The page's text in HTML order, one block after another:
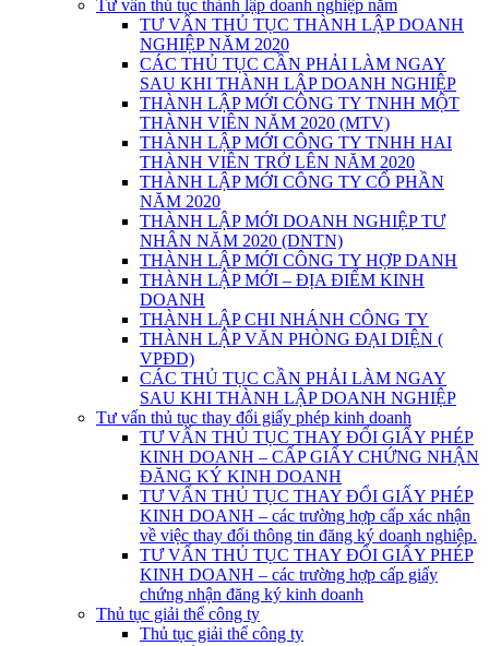
Tư vấn thủ tục thành lập doanh nghiệp năm
TƯ VẤN THỦ TỤC THÀNH LẬP DOANH
NGHIỆP NĂM 2020
CÁC THỦ TỤC CẦN PHẢI LÀM NGAY
SAU KHI THÀNH LẬP DOANH NGHIỆP
THÀNH LẬP MỚI CÔNG TY TNHH MỘT
THÀNH VIÊN NĂM 2020 (MTV)
THÀNH LẬP MỚI CÔNG TY TNHH HAI
THÀNH VIÊN TRỞ LÊN NĂM 2020
THÀNH LẬP MỚI CÔNG TY CỔ PHẦN
NĂM 2020
THÀNH LẬP MỚI DOANH NGHIỆP TƯ
NHÂN NĂM 2020 (DNTN)
THÀNH LẬP MỚI CÔNG TY HỢP DANH
THÀNH LẬP MỚI – ĐỊA ĐIỂM KINH
DOANH
THÀNH LẬP CHI NHÁNH CÔNG TY
THÀNH LẬP VĂN PHÒNG ĐẠI DIỆN (
VPĐD)
CÁC THỦ TỤC CẦN PHẢI LÀM NGAY
SAU KHI THÀNH LẬP DOANH NGHIỆP
Tư vấn thủ tục thay đổi giấy phép kinh doanh
TƯ VẤN THỦ TỤC THAY ĐỔI GIẤY PHÉP
KINH DOANH – CẤP GIẤY CHỨNG NHẬN
ĐĂNG KÝ KINH DOANH
TƯ VẤN THỦ TỤC THAY ĐỔI GIẤY PHÉP
KINH DOANH – các trường hợp cấp xác nhận
về việc thay đổi thông tin đăng ký doanh nghiệp.
TƯ VẤN THỦ TỤC THAY ĐỔI GIẤY PHÉP
KINH DOANH – các trường hợp cấp giấy
chứng nhận đăng ký kinh doanh
Thủ tục giải thể công ty
Thủ tục giải thể công ty